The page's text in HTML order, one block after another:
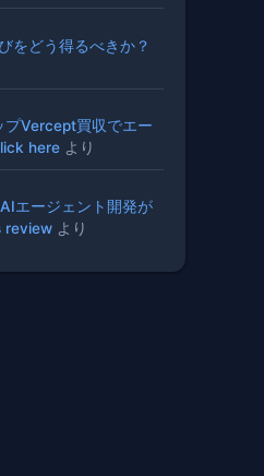
をどう得るべきか？
Vercept買収でエー
here より
エージェント開発が
review より